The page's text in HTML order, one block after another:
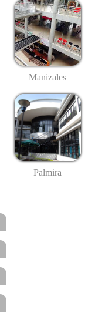
Manizales
Palmira